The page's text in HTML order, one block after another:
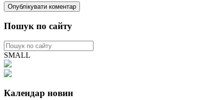
Пошук по сайту
SMALL
Календар новин